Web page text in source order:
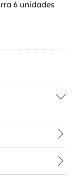
6 unidades